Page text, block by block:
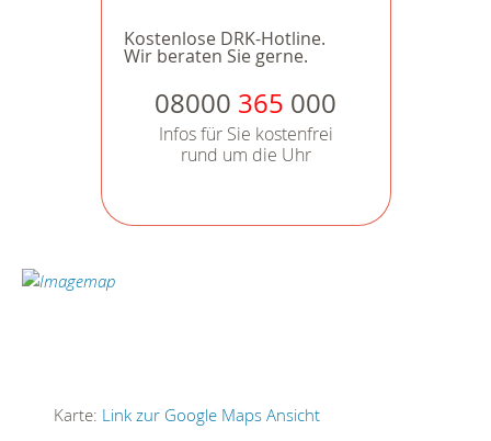
Kostenlose DRK-Hotline.
Wir beraten Sie gerne.
08000 365 000
Infos für Sie kostenfrei
rund um die Uhr
Karte: Link zur Google Maps Ansicht